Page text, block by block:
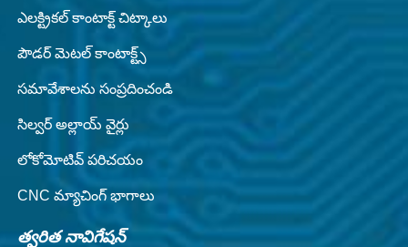
ఎలక్ట్రికల్ కాంటాక్ట్ చిట్కాలు
పౌడర్ మెటల్ కాంటాక్ట్స్
సమావేశాలను సంప్రదించండి
సిల్వర్ అల్లాయ్ వైర్లు
లోకోమోటివ్ పరిచయం
CNC మ్యాచింగ్ భాగాలు
త్వరిత నావిగేషన్